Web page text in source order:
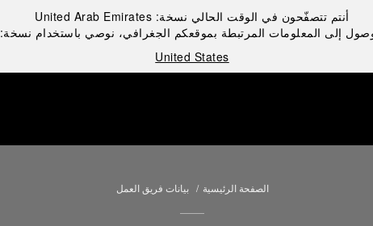
أنتم تتصفّحون في الوقت الحالي نسخة: United Arab Emirates
إلى المعلومات المرتبطة بموقعكم الجغرافي، نوصي باستخدام نسخة:
United States
الصفحة الرئيسية بيانات فريق العمل